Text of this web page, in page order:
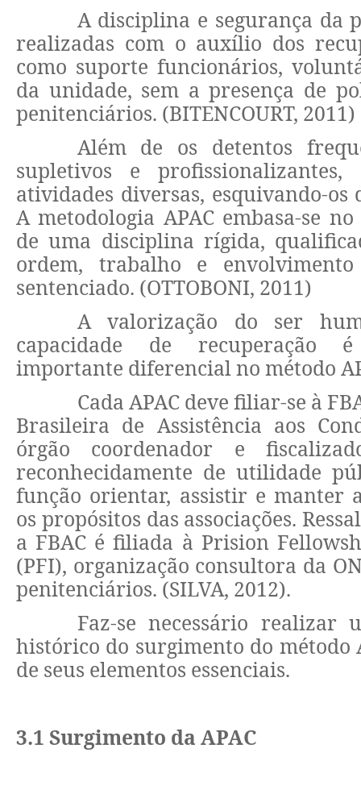
A disciplina e segurança da
realizadas com o auxílio dos
como suporte funcionários,
da unidade, sem a presença de
penitenciários. (BITENCOURT, 2011)
Além de os detentos
supletivos e profissionalizantes,
atividades diversas, esquivando-os
A metodologia APAC embasa-se
de uma disciplina rígida,
ordem, trabalho e
sentenciado. (OTTOBONI, 2011)
A valorização do ser
capacidade de recuperação
importante diferencial no método
Cada APAC deve filiar-se à
Brasileira de Assistência aos
órgão coordenador e
reconhecidamente de utilidade
função orientar, assistir e manter
os propósitos das associações.
a FBAC é filiada à Prision
(PFI), organização consultora da
penitenciários. (SILVA, 2012).
Faz-se necessário realizar
histórico do surgimento do método
de seus elementos essenciais.
3.1 Surgimento da APAC